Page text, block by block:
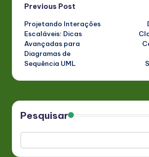
Post
navigation
Previous Post
Projetando Interações
Escaláveis: Dicas
Avançadas para
Diagramas de
Sequência UML
Pesquisar